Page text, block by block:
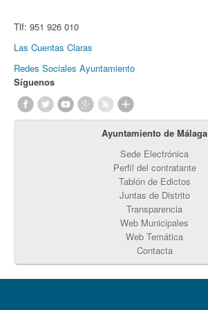
Tlf: 951 926 010
Las Cuentas Claras
Redes Sociales Ayuntamiento
Síguenos
Ayuntamiento de Málaga
Sede Electrónica
Perfil del contratante
Tablón de Edictos
Juntas de Distrito
Transparencia
Web Municipales
Web Temática
Contacta